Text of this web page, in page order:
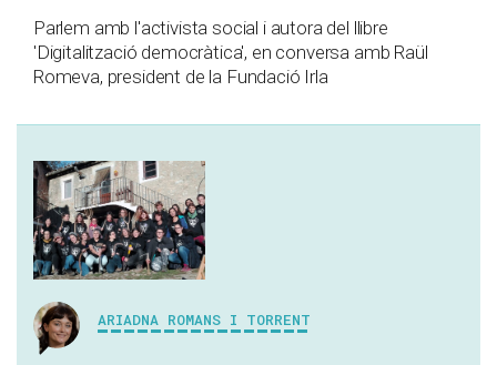
Parlem amb l'activista social i autora del llibre
'Digitalització democràtica', en conversa amb Raül
Romeva, president de la Fundació Irla
ARIADNA ROMANS I TORRENT